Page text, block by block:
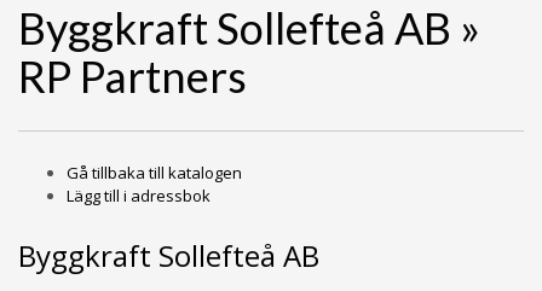
Byggkraft Sollefteå AB »
RP Partners
Gå tillbaka till katalogen
Lägg till i adressbok
Byggkraft Sollefteå AB